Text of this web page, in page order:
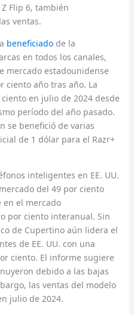
Flip 6, también
ventas.
beneficiadode la
en todos los canales,
mercado estadounidense
ciento año tras año. La
en julio de 2024 desde
período del año pasado.
se benefició de varias
de 1 dólar para el Razr+
inteligentes en EE. UU.
del 49 por ciento
en el mercado
por ciento interanual. Sin
de Cupertino aún lidera el
de EE. UU. con una
ciento. El informe sugiere
debido a las bajas
las ventas del modelo
julio de 2024.